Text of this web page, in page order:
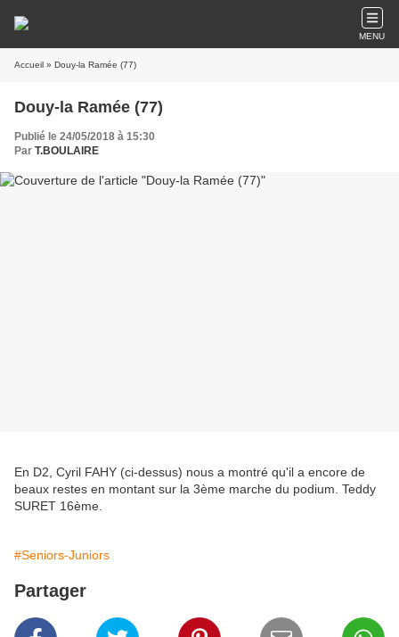
MENU
Accueil » Douy-la Ramée (77)
Douy-la Ramée (77)
Publié le 24/05/2018 à 15:30
Par T.BOULAIRE
En D2, Cyril FAHY (ci-dessus) nous a montré qu'il a encore de
beaux restes en montant sur la 3ème marche du podium. Teddy
SURET 16ème.
#Seniors-Juniors
Partager